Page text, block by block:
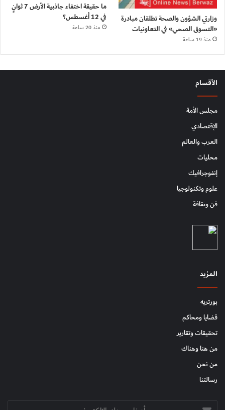
وزارتي الشؤون والصحة تطلقان مبادرة
«التسوق الصحي» في التعاونيات
منذ 19 ساعة
ما حقيقة اختفاء جاذبية الأرض 7 ثوانٍ
في 12 أغسطس؟
منذ 20 ساعة
الأقسام
مجلس الأمة
الإقتصادي
العرب والعالم
محليات
إنفوجرافيك
علوم وتكنولوجيا
فن وثقافة
المزيد
بورتريه
قضايا ومحاكم
تحقيقات وتقارير
من هنا وهناك
من نحن
رسالتنا
أدخل